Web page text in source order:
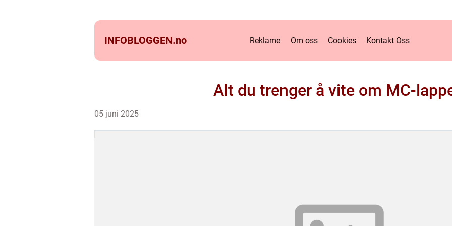
INFOBLOGGEN.no Reklame Om oss Cookies Kontakt Oss
Alt du trenger å vite om MC-
05 juni 2025